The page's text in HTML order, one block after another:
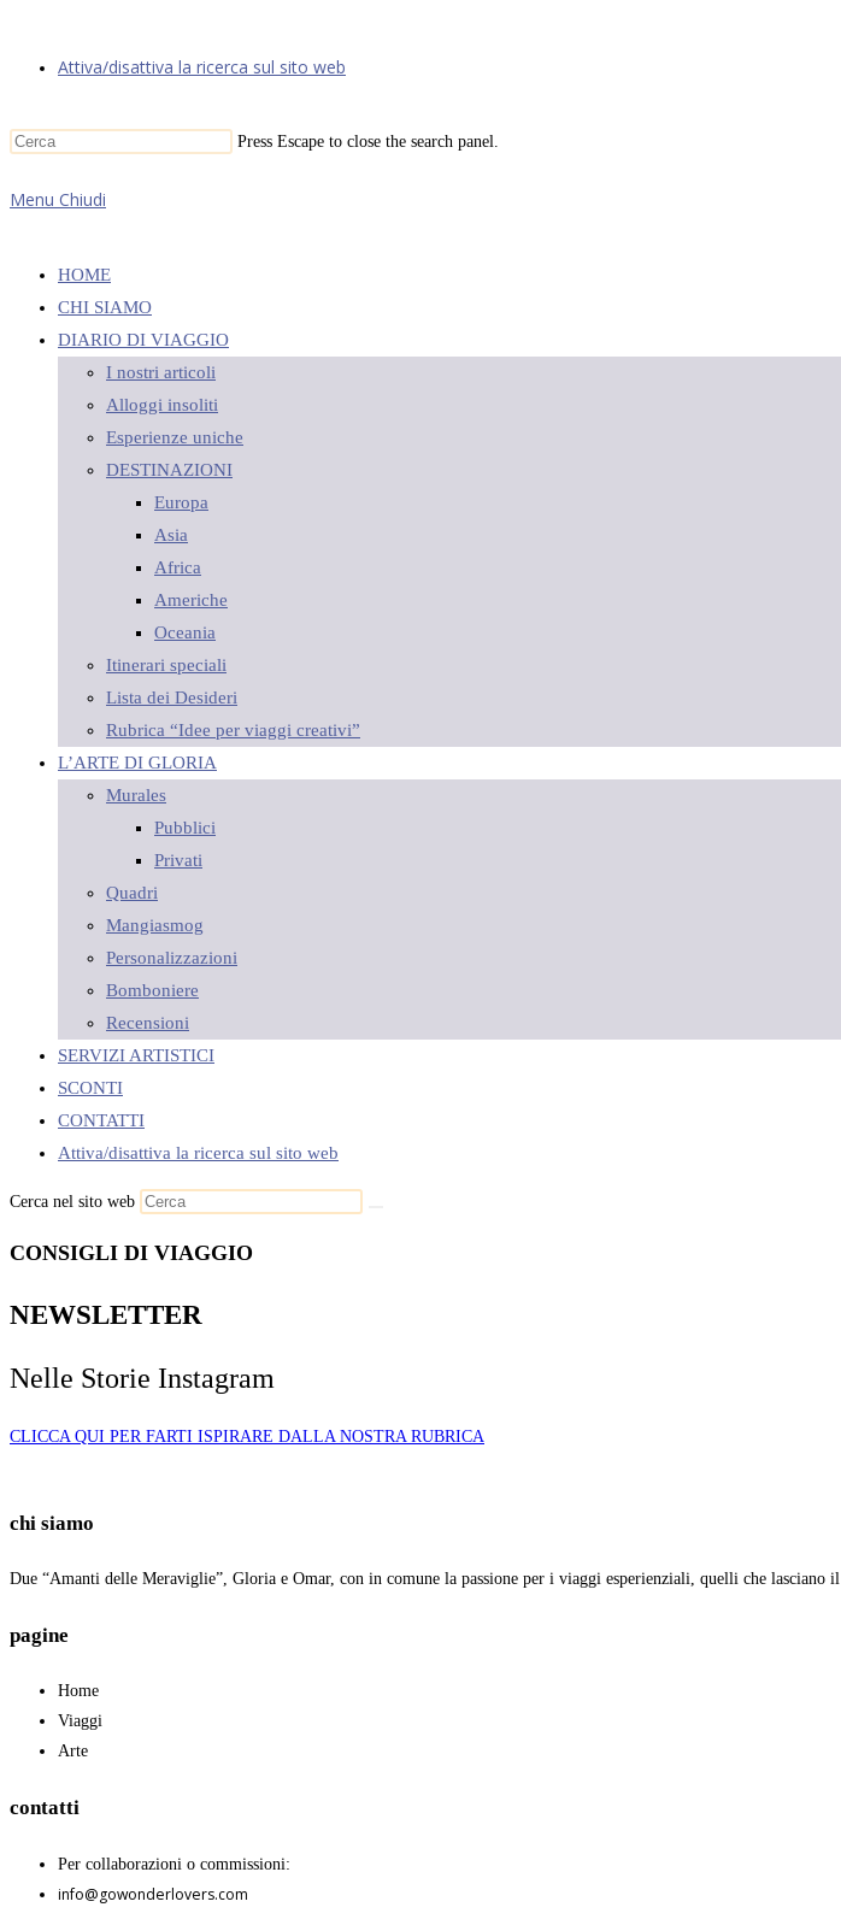
Attiva/disattiva la ricerca sul sito web
Press Escape to close the search panel.
Menu Chiudi
HOME
CHI SIAMO
DIARIO DI VIAGGIO
I nostri articoli
Alloggi insoliti
Esperienze uniche
DESTINAZIONI
Europa
Asia
Africa
Americhe
Oceania
Itinerari speciali
Lista dei Desideri
Rubrica “Idee per viaggi creativi”
L’ARTE DI GLORIA
Murales
Pubblici
Privati
Quadri
Mangiasmog
Personalizzazioni
Bomboniere
Recensioni
SERVIZI ARTISTICI
SCONTI
CONTATTI
Attiva/disattiva la ricerca sul sito web
Cerca nel sito web
CONSIGLI DI VIAGGIO
NEWSLETTER
Nelle Storie Instagram
CLICCA QUI PER FARTI ISPIRARE DALLA NOSTRA RUBRICA
chi siamo
Due “Amanti delle Meraviglie”, Gloria e Omar, con in comune la passione per i viaggi esperienziali, quelli che
pagine
Home
Viaggi
Arte
contatti
Per collaborazioni o commissioni:
info@gowonderlovers.com